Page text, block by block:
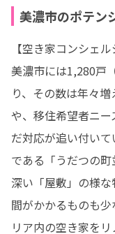
美濃市のポテン
【空き家コンシェル
美濃市には1,280戸
り、その数は年々
や、移住希望者ニ
だ対応が追い付い
である「うだつの
深い「屋敷」の様
間がかかるものも
リア内の空き家を